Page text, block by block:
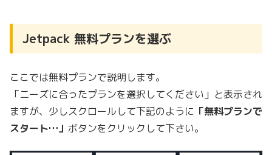
Jetpack 無料プランを選ぶ
ここでは無料プランで説明します。
「ニーズに合ったプランを選択してください」と表示され
ますが、少しスクロールして下記のように 「無料プランで
スタート…」 ボタンをクリックして下さい。